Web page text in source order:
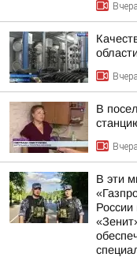
В
В эти